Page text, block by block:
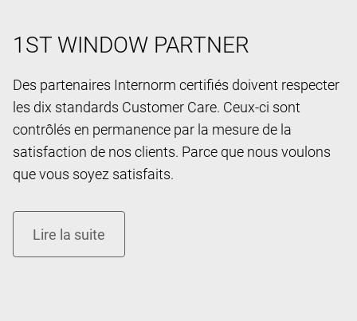
1ST WINDOW PARTNER
Des partenaires Internorm certifiés doivent respecter
les dix standards Customer Care. Ceux-ci sont
contrôlés en permanence par la mesure de la
satisfaction de nos clients. Parce que nous voulons
que vous soyez satisfaits.